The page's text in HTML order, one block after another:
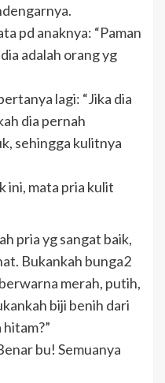
pd anaknya: “Paman
adalah orang yg
lagi: “Jika dia
dia pernah
sehingga kulitnya
ini, mata pria kulit
pria yg sangat baik,
Bukankah bunga2
merah, putih,
biji benih dari
bu! Semuanya